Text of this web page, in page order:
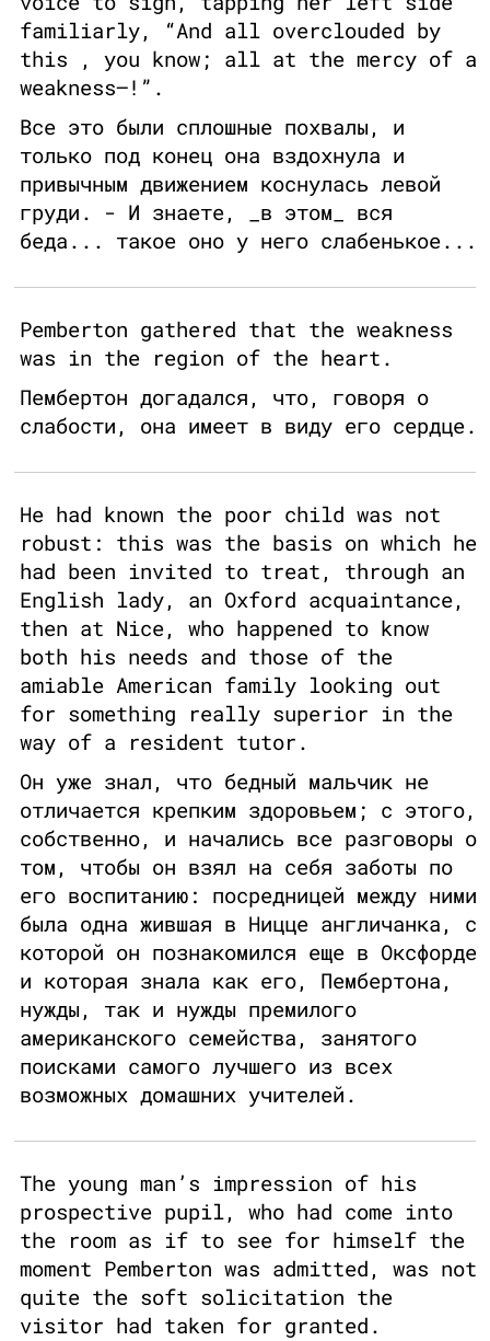
familiarly, “And all overclouded by
this , you know; all at the mercy of a
weakness—!”.
Все это были сплошные похвалы, и
только под конец она вздохнула и
привычным движением коснулась левой
груди. - И знаете, _в этом_ вся
беда... такое оно у него слабенькое...
Pemberton gathered that the weakness
was in the region of the heart.
Пембертон догадался, что, говоря о
слабости, она имеет в виду его сердце.
He had known the poor child was not
robust: this was the basis on which he
had been invited to treat, through an
English lady, an Oxford acquaintance,
then at Nice, who happened to know
both his needs and those of the
amiable American family looking out
for something really superior in the
way of a resident tutor.
Он уже знал, что бедный мальчик не
отличается крепким здоровьем; с этого,
собственно, и начались все разговоры о
том, чтобы он взял на себя заботы по
его воспитанию: посредницей между ними
была одна жившая в Ницце англичанка, с
которой он познакомился еще в Оксфорде
и которая знала как его, Пембертона,
нужды, так и нужды премилого
американского семейства, занятого
поисками самого лучшего из всех
возможных домашних учителей.
The young man’s impression of his
prospective pupil, who had come into
the room as if to see for himself the
moment Pemberton was admitted, was not
quite the soft solicitation the
visitor had taken for granted.